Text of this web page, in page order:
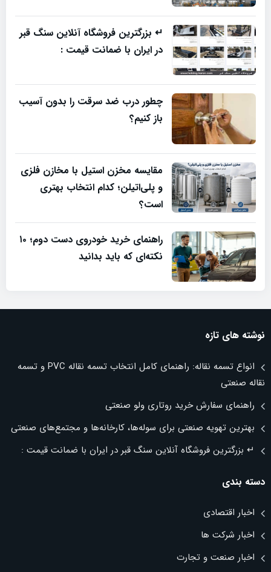
↵ بزرگترین فروشگاه آنلاین سنگ قبر
در ایران با ضمانت قیمت :
چطور درب ضد سرقت را بدون آسیب
باز کنیم؟
مقایسه مخزن استیل با مخازن فلزی
و پلی‌اتیلن؛ کدام انتخاب بهتری
است؟
راهنمای خرید خودروی دست دوم؛ ۱۰
نکته‌ای که باید بدانید
نوشته های تازه
انواع تسمه نقاله: راهنمای کامل انتخاب تسمه نقاله PVC و تسمه
نقاله صنعتی
راهنمای سفارش خرید روتاری ولو صنعتی
بهترین تهویه صنعتی برای سوله‌ها، کارخانه‌ها و مجتمع‌های صنعتی
↵ بزرگترین فروشگاه آنلاین سنگ قبر در ایران با ضمانت قیمت :
دسته بندی
اخبار اقتصادی
اخبار شرکت ها
اخبار صنعت و تجارت